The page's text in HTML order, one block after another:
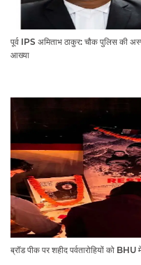
पूर्व IPS अमिताभ ठाकुर: चौक पुलिस की
आख्या
ब्रॉड पीक पर शहीद पर्वतारोहियों को